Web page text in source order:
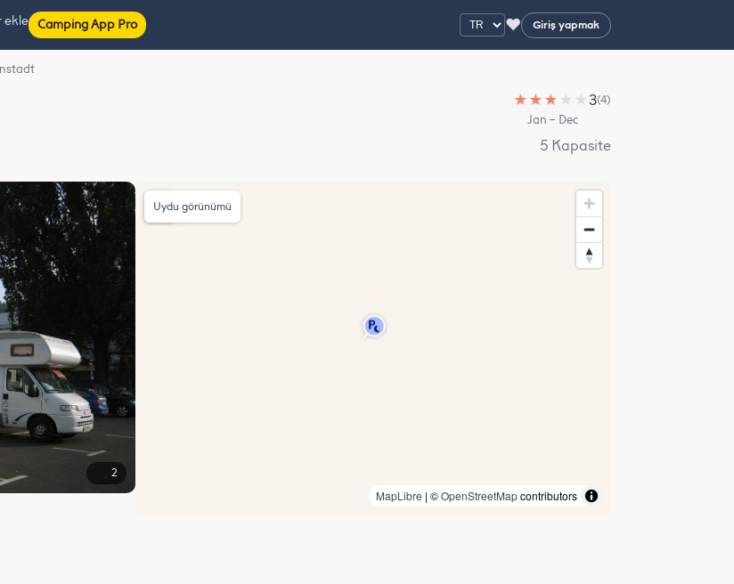
ekle Camping App Pro ♥ Giriş yapmak
★ ★ ★ ★ ★3(4)
Jan – Dec
5 Kapasite
2
MapLibre | ©OpenStreetMapcontributors
Uydu görünümü